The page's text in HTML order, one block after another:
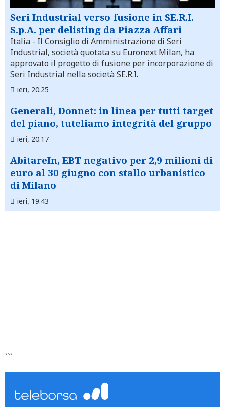
Seri Industrial verso fusione in SE.R.I.
S.p.A. per delisting da Piazza Affari
Italia - Il Consiglio di Amministrazione di Seri
Industrial, società quotata su Euronext Milan, ha
approvato il progetto di fusione per incorporazione di
Seri Industrial nella società SE.R.I.
ieri, 20.25
Generali, Donnet: in linea per tutti target
del piano, tuteliamo integrità del gruppo
ieri, 20.17
AbitareIn, EBT negativo per 2,9 milioni di
euro al 30 giugno con stallo urbanistico
di Milano
ieri, 19.43
```